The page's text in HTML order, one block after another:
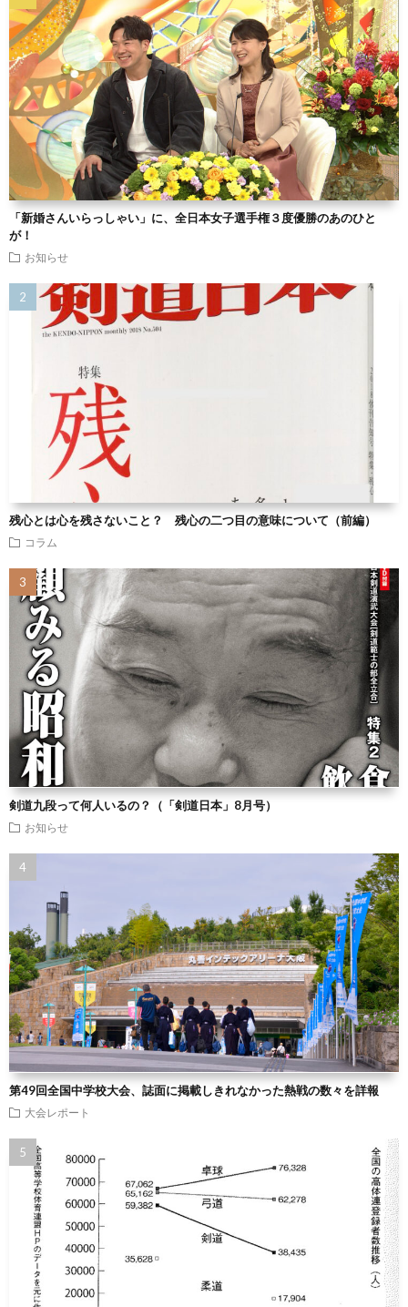
「新婚さんいらっしゃい」に、全日本女子選手権３度優勝のあのひと
が！
お知らせ
残心とは心を残さないこと？ 残心の二つ目の意味について（前編）
コラム
剣道九段って何人いるの？（「剣道日本」8月号）
お知らせ
第49回全国中学校大会、誌面に掲載しきれなかった熱戦の数々を詳報
大会レポート